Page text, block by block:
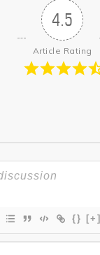
4.5
Article Rating
{} [+]